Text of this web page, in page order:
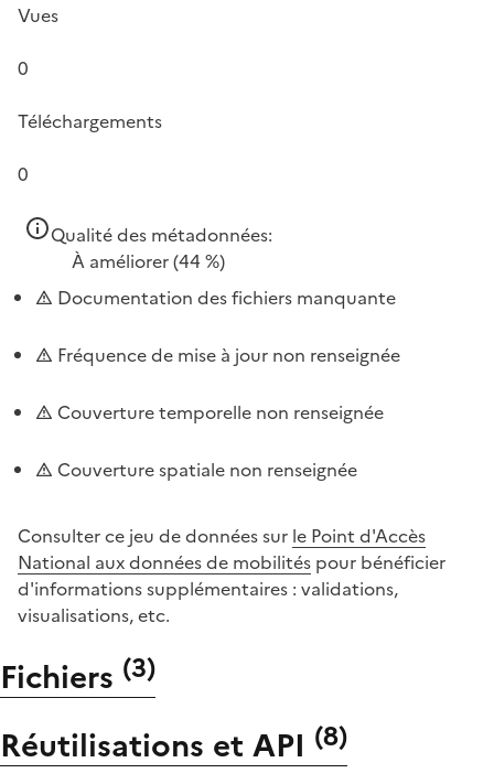
Vues
0
Téléchargements
0
Qualité des métadonnées:
À améliorer(44 %)
Documentation des fichiers manquante
Fréquence de mise à jour non renseignée
Couverture temporelle non renseignée
Couverture spatiale non renseignée
Consulter ce jeu de données sur le Point d'Accès
National aux données de mobilités pour bénéficier
d'informations supplémentaires : validations,
visualisations, etc.
Fichiers (3)
Réutilisations et API (8)